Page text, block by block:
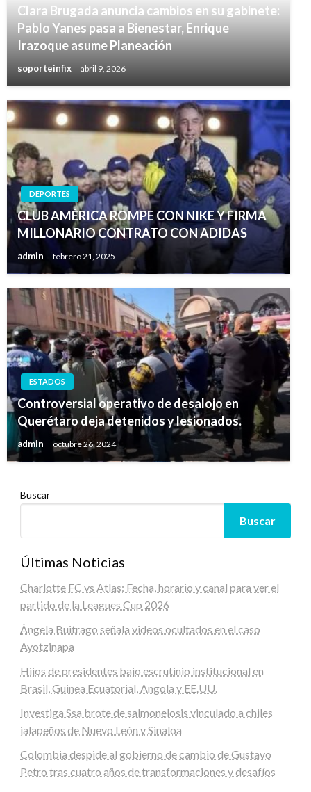
Clara Brugada anuncia cambios en su gabinete:
Pablo Yanes pasa a Bienestar, Enrique
Irazoque asume Planeación
soporteinfix abril 9, 2026
DEPORTES
CLUB AMÉRICA ROMPE CON NIKE Y FIRMA
MILLONARIO CONTRATO CON ADIDAS
admin febrero 21, 2025
ESTADOS
Controversial operativo de desalojo en
Querétaro deja detenidos y lesionados.
admin octubre 26, 2024
Buscar
Buscar
Últimas Noticias
Charlotte FC vs Atlas: Fecha, horario y canal para ver el
partido de la Leagues Cup 2026
Ángela Buitrago señala videos ocultados en el caso
Ayotzinapa
Hijos de presidentes bajo escrutinio institucional en
Brasil, Guinea Ecuatorial, Angola y EE.UU.
Investiga Ssa brote de salmonelosis vinculado a chiles
jalapeños de Nuevo León y Sinaloa
Colombia despide al gobierno de cambio de Gustavo
Petro tras cuatro años de transformaciones y desafíos